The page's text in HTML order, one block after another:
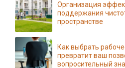
Организация
поддержания
пространстве
Как выбрать
превратит ваш
вопросительный